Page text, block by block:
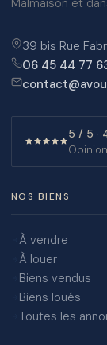
39 bis Rue
06 45 44 77
5 / 5 ·
NOS BIENS
À vendre
À louer
Biens vendus
Biens loués
Toutes les